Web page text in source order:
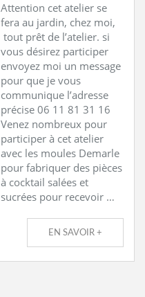
Attention cet atelier se
fera au jardin, chez moi,
tout prêt de l’atelier. si
vous désirez participer
envoyez moi un message
pour que je vous
communique l’adresse
précise 06 11 81 31 16
Venez nombreux pour
participer à cet atelier
avec les moules Demarle
pour fabriquer des pièces
à cocktail salées et
sucrées pour recevoir …
EN SAVOIR +